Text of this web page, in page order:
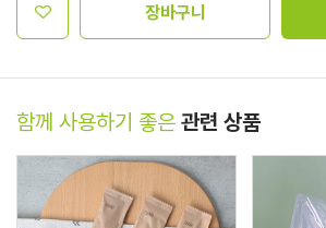
장바구니
함께 사용하기 좋은 관련 상품